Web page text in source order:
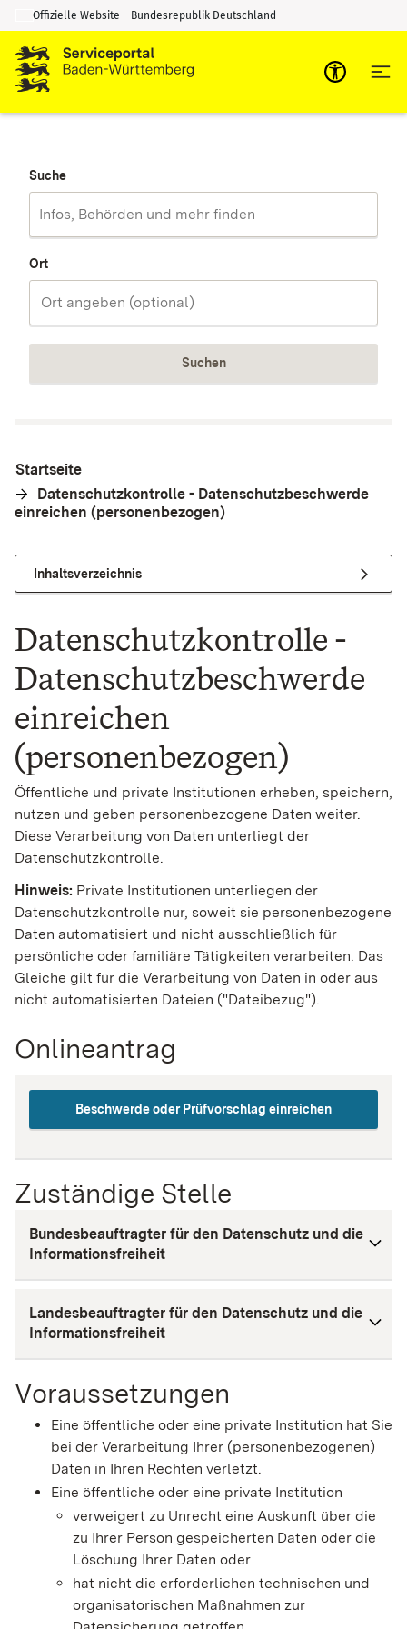
Zum Inhalt springen
Zur Suche springen
Offizielle Website – Bundesrepublik Deutschland
Suche
Ort
Suchen
Startseite
Datenschutzkontrolle - Datenschutzbeschwerde
einreichen (personenbezogen)
Inhaltsverzeichnis
Datenschutzkontrolle -
Datenschutzbeschwerde
einreichen
(personenbezogen)
Öffentliche und private Institutionen erheben, speichern,
nutzen und geben personenbezogene Daten weiter.
Diese Verarbeitung von Daten unterliegt der
Datenschutzkontrolle.
Hinweis: Private Institutionen unterliegen der
Datenschutzkontrolle nur, soweit sie personenbezogene
Daten automatisiert und nicht ausschließlich für
persönliche oder familiäre Tätigkeiten verarbeiten. Das
Gleiche gilt für die Verarbeitung von Daten in oder aus
nicht automatisierten Dateien ("Dateibezug").
Onlineantrag
Beschwerde oder Prüfvorschlag einreichen
Zuständige Stelle
Bundesbeauftragter für den Datenschutz und die
Informationsfreiheit
Landesbeauftragter für den Datenschutz und die
Informationsfreiheit
Voraussetzungen
Eine öffentliche oder eine private Institution hat Sie
bei der Verarbeitung Ihrer (personenbezogenen)
Daten in Ihren Rechten verletzt.
Eine öffentliche oder eine private Institution
verweigert zu Unrecht eine Auskunft über die
zu Ihrer Person gespeicherten Daten oder die
Löschung Ihrer Daten oder
hat nicht die erforderlichen technischen und
organisatorischen Maßnahmen zur